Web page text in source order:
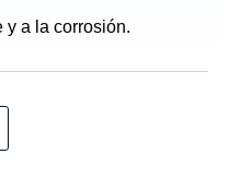
y a la corrosión.